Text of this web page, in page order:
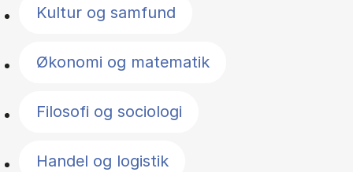
Kultur og samfund
Økonomi og matematik
Filosofi og sociologi
Handel og logistik